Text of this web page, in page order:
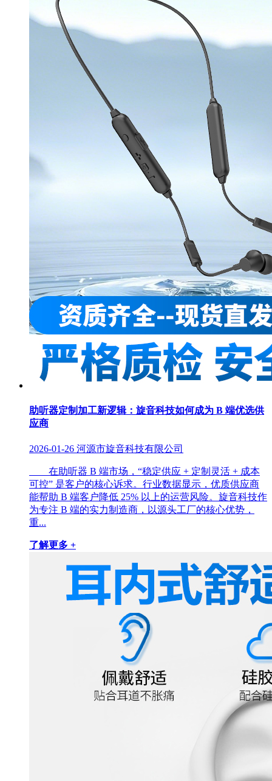
助听器定制加工新逻辑：旋音科技如何成为 B 端优选供
应商
2026-01-26 河源市旋音科技有限公司
在助听器 B 端市场，“稳定供应 + 定制灵活 + 成本
可控” 是客户的核心诉求。行业数据显示，优质供应商
能帮助 B 端客户降低 25% 以上的运营风险。旋音科技作
为专注 B 端的实力制造商，以源头工厂的核心优势，
重...
了解更多 +